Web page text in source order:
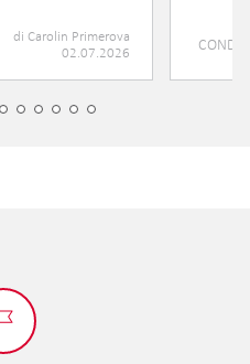
diCarolin Primerova
02.07.2026